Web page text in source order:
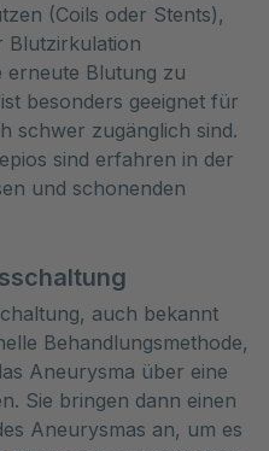
(Coils oder Stents),
Blutzirkulation
erneute Blutung zu
besonders geeignet für
schwer zugänglich sind.
sind erfahren in der
und schonenden
auch bekannt
Behandlungsmethode,
Aneurysma über eine
Sie bringen dann einen
Aneurysmas an, um es